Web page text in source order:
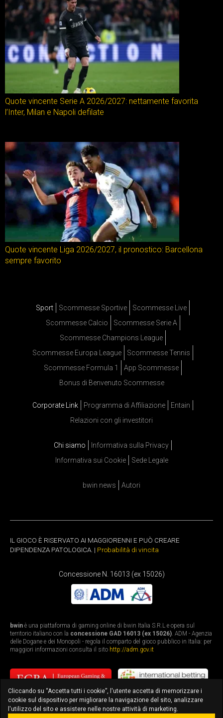
Quote vincente Serie A 2026/2027: nettamente favorita
l’Inter, Milan e Napoli defilate
Quote vincente Liga 2026/2027, il pronostico: Barcellona
sempre favorito
Sport Scommesse Sportive
Scommesse Live
Scommesse Calcio
Scommesse Serie A
Scommesse Champions League
Scommesse Europa League
Scommesse Tennis
Scommesse Formula 1
App Scommesse
Bonus di Benvenuto Scommesse
Corporate Link Programma di Affiliazione
Entain
Relazioni con gli investitori
Chi siamo
Informativa sulla Privacy
Informativa sui Cookie
Sede Legale
bwin news Autori
IL GIOCO È RISERVATO AI MAGGIORENNI E PUÒ CREARE
DIPENDENZA PATOLOGICA. | Probabilità di vincita
Concessione N. 16013 (ex 15026)
bwin è una piattaforma di gaming online di bwin Italia S.R.L e opera sul
territorio italiano con la concessione GAD 16013 (ex 15026). ADM - Agenzia
delle Dogane e dei Monopoli - regola il comparto del gioco pubblico in Italia: per
maggiori informazioni consulta il sito http://adm.gov.it
Cliccando su “Accetta tutti i cookie”, l'utente accetta di memorizzare i
cookie sul dispositivo per migliorare la navigazione del sito, analizzare
l'utilizzo del sito e assistere nelle nostre attività di marketing.